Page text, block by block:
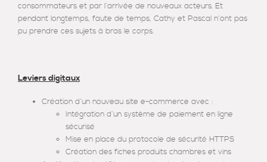
consommateurs et par l’arrivée de nouveaux acteurs. Et
pendant longtemps, faute de temps, Cathy et Pascal n’ont pas
pu prendre ces sujets à bras le corps.
Leviers digitaux
Création d’un nouveau site e-commerce avec :
Intégration d’un système de paiement en ligne
sécurisé
Mise en place du protocole de sécurité HTTPS
Création des fiches produits chambres et vins